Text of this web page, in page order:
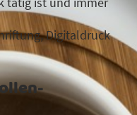
Digitaldruck